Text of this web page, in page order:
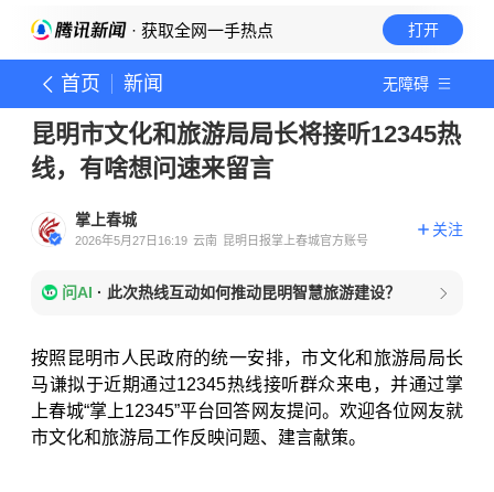
· 获取全网一手热点 打开
首页 新闻 无障碍
昆明市文化和旅游局局长将接听12345热
线，有啥想问速来留言
掌上春城
2026年5月27日16:19 云南 昆明日报掌上春城官方账号
关注
问AI · 此次热线互动如何推动昆明智慧旅游建设？
按照昆明市人民政府的统一安排，市文化和旅游局局长
马谦拟于近期通过12345热线接听群众来电，并通过掌
上春城“掌上12345”平台回答网友提问。 欢迎各位网友就
市文化和旅游局工作反映问题、建言献策。